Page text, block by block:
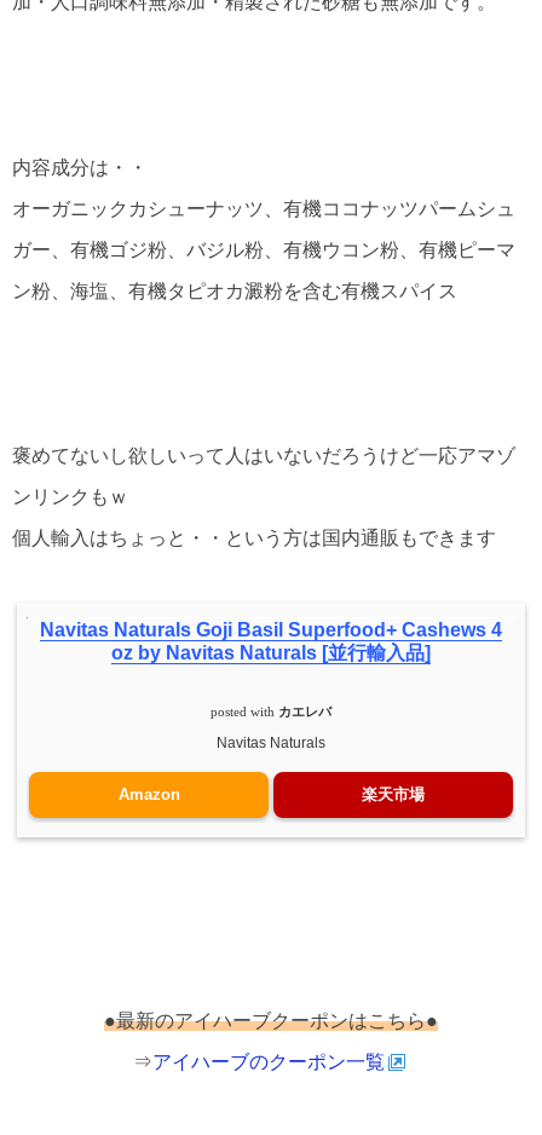
内容成分は・・
オーガニックカシューナッツ、有機ココナッツパームシュ
ガー、有機ゴジ粉、バジル粉、有機ウコン粉、有機ピーマ
ン粉、海塩、有機タピオカ澱粉を含む有機スパイス
褒めてないし欲しいって人はいないだろうけど一応アマゾ
ンリンクもｗ
個人輸入はちょっと・・という方は国内通販もできます
Navitas Naturals Goji Basil Superfood+ Cashews 4
oz by Navitas Naturals [並行輸入品]
posted with カエレバ
Navitas Naturals
Amazon 楽天市場
●最新のアイハーブクーポンはこちら●
⇒アイハーブのクーポン一覧